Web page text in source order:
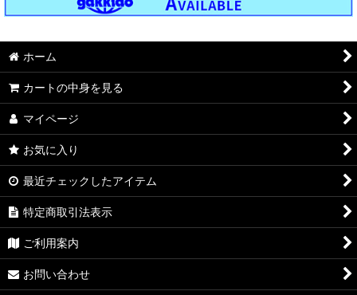
ホーム
カートの中身を見る
マイページ
お気に入り
最近チェックしたアイテム
特定商取引法表示
ご利用案内
お問い合わせ